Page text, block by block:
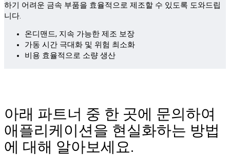
하기 어려운 금속 부품을 효율적으로 제조할 수 있도록 도와드립
니다.
온디맨드, 지속 가능한 제조 보장
가동 시간 극대화 및 위험 최소화
비용 효율적으로 소량 생산
아래 파트너 중 한 곳에 문의하여
애플리케이션을 현실화하는 방법
에 대해 알아보세요.